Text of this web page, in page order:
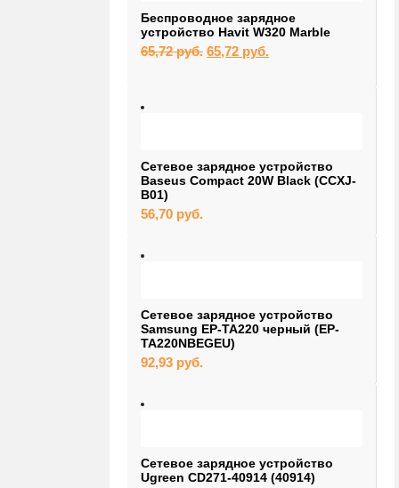
Беспроводное зарядное
устройство Havit W320 Marble
65,72руб. Первоначальная
65,72 руб.
Сетевое зарядное устройство
Baseus Compact 20W Black (CCXJ-
B01)
56,70 руб.
Сетевое зарядное устройство
Samsung EP-TA220 черный (EP-
TA220NBEGEU)
92,93 руб.
Сетевое зарядное устройство
Ugreen CD271-40914 (40914)